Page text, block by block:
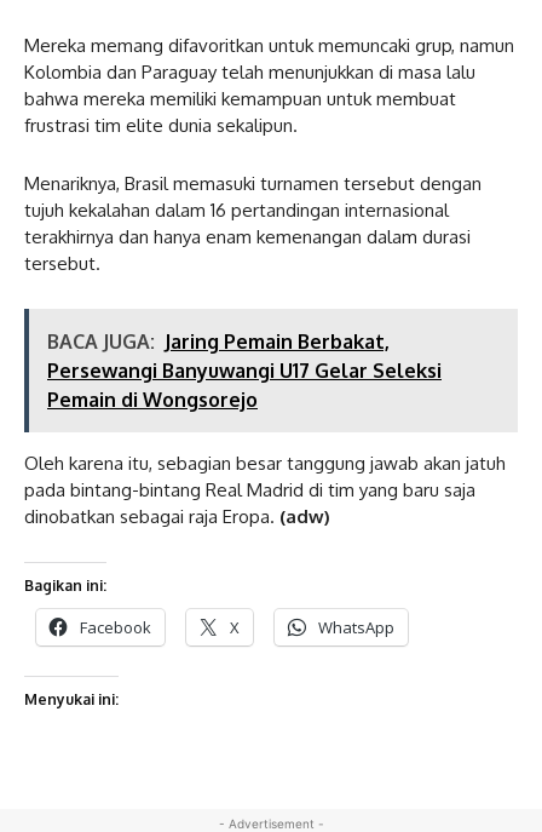
Mereka memang difavoritkan untuk memuncaki grup, namun
Kolombia dan Paraguay telah menunjukkan di masa lalu
bahwa mereka memiliki kemampuan untuk membuat
frustrasi tim elite dunia sekalipun.
Menariknya, Brasil memasuki turnamen tersebut dengan
tujuh kekalahan dalam 16 pertandingan internasional
terakhirnya dan hanya enam kemenangan dalam durasi
tersebut.
BACA JUGA: Jaring Pemain Berbakat,
Persewangi Banyuwangi U17 Gelar Seleksi
Pemain di Wongsorejo
Oleh karena itu, sebagian besar tanggung jawab akan jatuh
pada bintang-bintang Real Madrid di tim yang baru saja
dinobatkan sebagai raja Eropa. (adw)
Bagikan ini:
Facebook X WhatsApp
Menyukai ini:
- Advertisement -